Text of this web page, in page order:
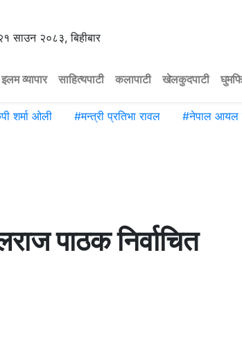
साउन २०८३, बिहीबार
इलम व्यापार साहित्यपाटी कलापाटी खेलकुदपाटी
शर्मा ओली #मन्त्री प्रतिभा रावल #नेपाल आयल
पाठक निर्वाचित